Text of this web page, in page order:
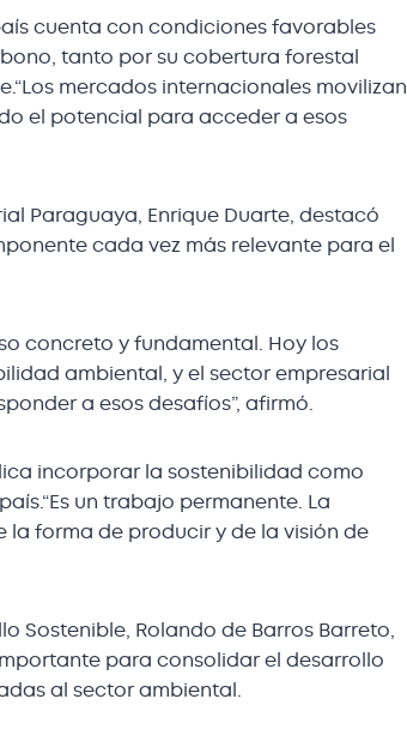
cuenta con condiciones favorables
tanto por su cobertura forestal
mercados internacionales movilizan
el potencial para acceder a esos
Paraguaya, Enrique Duarte, destacó
cada vez más relevante para el
concreto y fundamental. Hoy los
ambiental, y el sector empresarial
a esos desafíos”, afirmó.
incorporar la sostenibilidad como
un trabajo permanente. La
forma de producir y de la visión de
Sostenible, Rolando de Barros Barreto,
para consolidar el desarrollo
al sector ambiental.